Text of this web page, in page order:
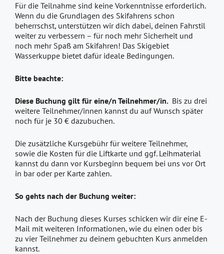
Für die Teilnahme sind keine Vorkenntnisse erforderlich.
Wenn du die Grundlagen des Skifahrens schon
beherrschst, unterstützen wir dich dabei, deinen Fahrstil
weiter zu verbessern – für noch mehr Sicherheit und
noch mehr Spaß am Skifahren! Das Skigebiet
Wasserkuppe bietet dafür ideale Bedingungen.
Bitte beachte:
Diese Buchung gilt für eine/n Teilnehmer/in. Bis zu drei
weitere Teilnehmer/innen kannst du auf Wunsch später
noch für je 30 € dazubuchen.
Die zusätzliche Kursgebühr für weitere Teilnehmer,
sowie die Kosten für die Liftkarte und ggf. Leihmaterial
kannst du dann vor Kursbeginn bequem bei uns vor Ort
in bar oder per Karte zahlen.
So gehts nach der Buchung weiter:
Nach der Buchung dieses Kurses schicken wir dir eine E-
Mail mit weiteren Informationen, wie du einen oder bis
zu vier Teilnehmer zu deinem gebuchten Kurs anmelden
kannst.